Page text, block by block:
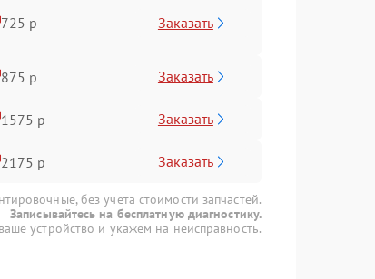
725 р Заказать
875 р Заказать
1575 р Заказать
2175 р Заказать
без учета стоимости запчастей.
Записывайтесь на бесплатную диагностику.
устройство и укажем на неисправность.